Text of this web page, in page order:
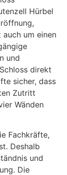
Hürbel
um einen
und
direkt
sicher, dass
Zutritt
Wänden
Fachkräfte,
Deshalb
und
Die